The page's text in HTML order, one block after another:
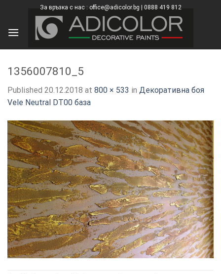
content
За връзка с нас : office@adicolor.bg | 0888 419 812
1356007810_5
Published 20.12.2018 at 800 × 533 in Декоративна боя
Vele Neutral DT00 база
×